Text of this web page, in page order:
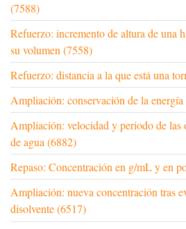
(7588)
Refuerzo: incremento de altura de una
su volumen (7558)
Refuerzo: distancia a la que está una
Ampliación: conservación de la
Ampliación: velocidad y periodo de las
de agua (6882)
Repaso: Concentración en g/mL y en
Ampliación: nueva concentración tras
disolvente (6517)